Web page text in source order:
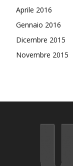
Aprile 2016
Gennaio 2016
Dicembre 2015
Novembre 2015